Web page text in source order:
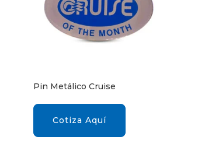
Pin Metálico Cruise
Cotiza Aquí